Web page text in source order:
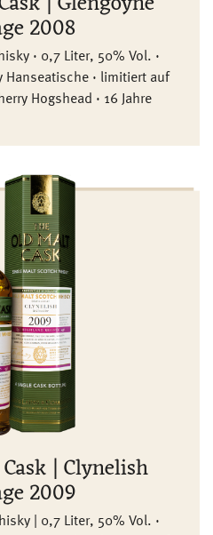
2008
· 0,7 Liter, 50% Vol. ·
Hanseatische · limitiert auf
Hogshead · 16 Jahre
| Clynelish
2009
| 0,7 Liter, 50% Vol. ·